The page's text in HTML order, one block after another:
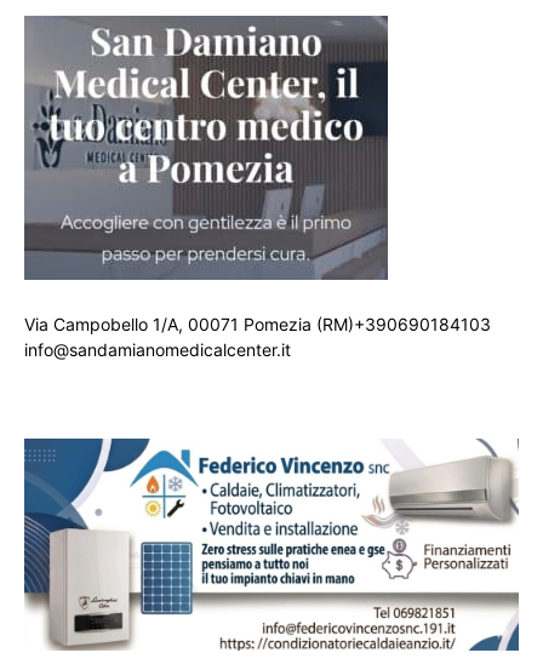
Via Campobello 1/A, 00071 Pomezia (RM)+390690184103
info@sandamianomedicalcenter.it